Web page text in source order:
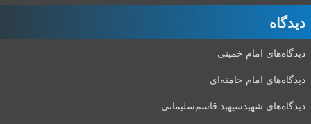
دیدگاه‌
دیدگاه‌های امام خمینی
دیدگاه‌های امام خامنه‌ای
دیدگاه‌های شهید‌سپهبد قاسم‌سلیمانی